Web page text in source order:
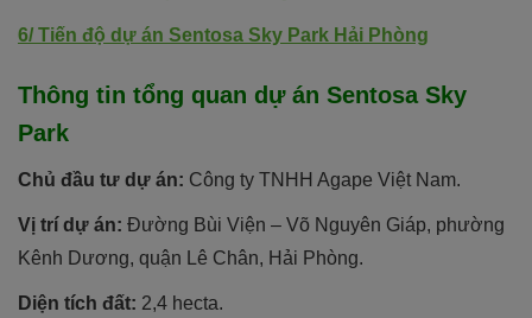
6/ Tiến độ dự án Sentosa Sky Park Hải Phòng
Thông tin tổng quan dự án Sentosa Sky
Park
Chủ đầu tư dự án: Công ty TNHH Agape Việt Nam.
Vị trí dự án: Đường Bùi Viện – Võ Nguyên Giáp, phường
Kênh Dương, quận Lê Chân, Hải Phòng.
Diện tích đất: 2,4 hecta.